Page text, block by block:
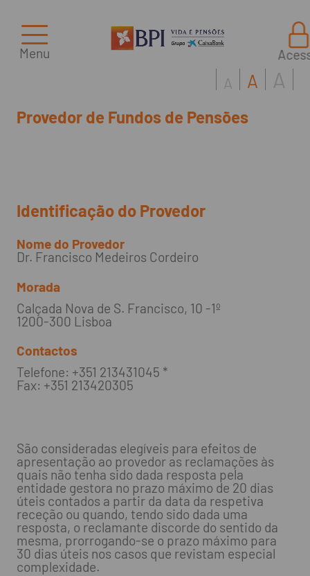
Menu
Provedor de Fundos de Pensões
A A A
Identificação do Provedor
Nome do Provedor
Dr. Francisco Medeiros Cordeiro
Morada
Calçada Nova de S. Francisco, 10 -1º
1200-300 Lisboa
Contactos
Telefone: +351 213431045 *
Fax: +351 213420305
São consideradas elegíveis para efeitos de
apresentação ao provedor as reclamações às
quais não tenha sido dada resposta pela
entidade gestora no prazo máximo de 20 dias
úteis contados a partir da data da respetiva
receção ou quando, tendo sido dada uma
resposta, o reclamante discorde do sentido da
mesma, prorrogando-se o prazo máximo para
30 dias úteis nos casos que revistam especial
complexidade.